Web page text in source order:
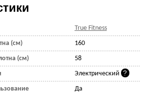
True Fitness
(см) 160
(см) 58
Электрический
Да